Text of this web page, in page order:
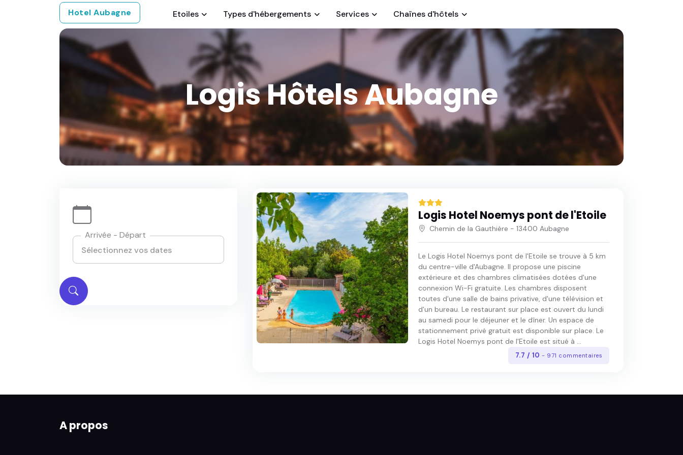
Hotel Aubagne Etoiles Types d'hébergements Services Chaînes d'hôtels
Logis Hôtels Aubagne
Arrivée - Départ
Logis Hotel Noemys pont de l'Etoile
Chemin de la Gauthière - 13400 Aubagne
Le Logis Hotel Noemys pont de l'Etoile se trouve à 5 km
du centre-ville d'Aubagne. Il propose une piscine
extérieure et des chambres climatisées dotées d'une
connexion Wi-Fi gratuite. Les chambres disposent
toutes d'une salle de bains privative, d'une télévision et
d'un bureau. Le restaurant sur place est ouvert du lundi
au samedi pour le déjeuner et le dîner. Un espace de
stationnement privé gratuit est disponible sur place. Le
Logis Hotel Noemys pont de l'Etoile est situé à ...
7.7 / 10- 971 commentaires
A propos